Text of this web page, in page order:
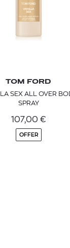
TOM FORD
SEX ALL OVER
SPRAY
107,00 €
OFFER